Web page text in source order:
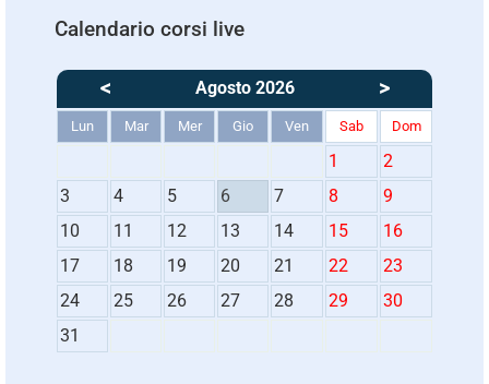
Calendario corsi live
< Agosto 2026 >
Lun Mar Mer Gio Ven Sab Dom
1
2
3
4 5 6 7 8
9
10
11 12 13 14 15
16
17
18 19 20 21 22
23
24
25 26 27 28 29
30
31